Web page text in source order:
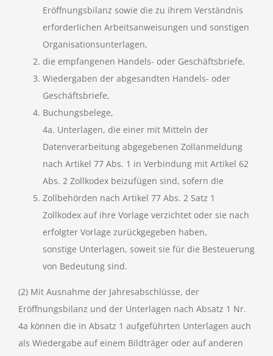
Eröffnungsbilanz sowie die zu ihrem Verständnis
erforderlichen Arbeitsanweisungen und sonstigen
Organisationsunterlagen,
die empfangenen Handels- oder Geschäftsbriefe,
Wiedergaben der abgesandten Handels- oder
Geschäftsbriefe,
Buchungsbelege,
4a. Unterlagen, die einer mit Mitteln der
Datenverarbeitung abgegebenen Zollanmeldung
nach Artikel 77 Abs. 1 in Verbindung mit Artikel 62
Abs. 2 Zollkodex beizufügen sind, sofern die
Zollbehörden nach Artikel 77 Abs. 2 Satz 1
Zollkodex auf ihre Vorlage verzichtet oder sie nach
erfolgter Vorlage zurückgegeben haben,
sonstige Unterlagen, soweit sie für die Besteuerung
von Bedeutung sind.
(2) Mit Ausnahme der Jahresabschlüsse, der
Eröffnungsbilanz und der Unterlagen nach Absatz 1 Nr.
4a können die in Absatz 1 aufgeführten Unterlagen auch
als Wiedergabe auf einem Bildträger oder auf anderen